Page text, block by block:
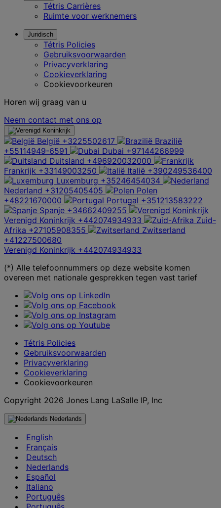
Tétris Carrières
Ruimte voor werknemers
Juridisch
Tétris Policies
Gebruiksvoorwaarden
Privacyverklaring
Cookieverklaring
Cookievoorkeuren
Horen wij graag van u
Neem contact met ons op
België +3225502617
Brazilië
+55114949-6591
Dubai +97144266999
Duitsland +496920032000
Frankrijk +33149003250 Italië +390249536400
Luxemburg +35246454034
Nederland +31205405405
Polen
+48221670000
Portugal +351213583222
Spanje +34662409255
Verenigd Koninkrijk +442074934933
Zuid-
Afrika +27105908355
Zwitserland
+41227500680
Verenigd Koninkrijk +442074934933
(*) Alle telefoonnummers op deze website komen
overeen met nationale gesprekken tegen vast tarief
Tétris Policies
Gebruiksvoorwaarden
Privacyverklaring
Cookieverklaring
Cookievoorkeuren
Copyright 2026 Jones Lang LaSalle IP, Inc
Nederlands
English
Français
Deutsch
Nederlands
Español
Italiano
Português